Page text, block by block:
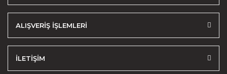
ALIŞVERİŞ İŞLEMLERİ
İLETİŞİM